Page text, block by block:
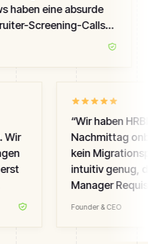
haben eine absurde
Screening-Calls
Wir haben
Nachmittag
kein
intuitiv genug,
Manager
Founder & CEO